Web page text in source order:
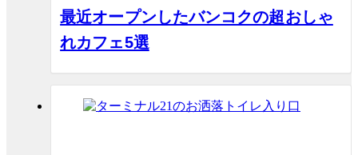
最近オープンしたバンコクの超おしゃ
れカフェ5選